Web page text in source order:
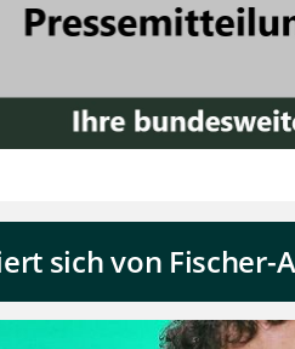
sich von Fischer-